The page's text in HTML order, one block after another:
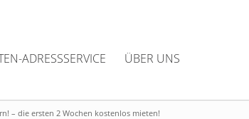
ADRESSSERVICE ÜBER UNS
– die ersten 2 Wochen kostenlos mieten!